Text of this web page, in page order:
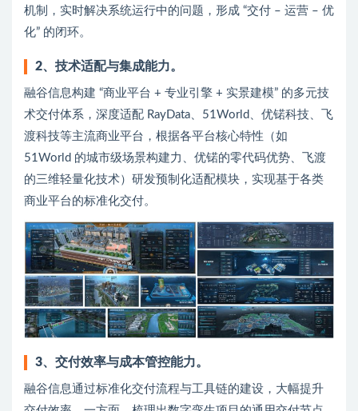
机制，实时解决系统运行中的问题，形成 “交付 – 运营 – 优
化” 的闭环。
2、技术适配与集成能力。
融谷信息构建 “商业平台 + 专业引擎 + 实景建模” 的多元技
术交付体系，深度适配 RayData、51World、优锘科技、飞
渡科技等主流商业平台，根据各平台核心特性（如
51World 的城市级场景构建力、优锘的零代码优势、飞渡
的三维轻量化技术）研发预制化适配模块，实现基于各类
商业平台的标准化交付。
3、交付效率与成本管控能力。
融谷信息通过标准化交付流程与工具链的建设，大幅提升